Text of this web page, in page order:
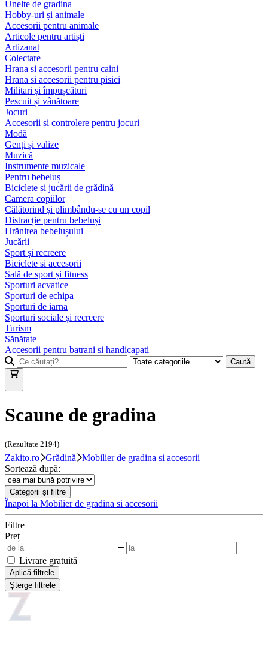
Unelte de gradina
Hobby-uri și animale
Accesorii pentru animale
Articole pentru artiști
Artizanat
Colectare
Hrana si accesorii pentru caini
Hrana si accesorii pentru pisici
Militari și împușcături
Pescuit și vânătoare
Jocuri
Accesorii și controlere pentru jocuri
Modă
Genți și valize
Muzică
Instrumente muzicale
Pentru bebeluș
Biciclete și jucării de grădină
Camera copiilor
Călătorind și plimbându-se cu un copil
Distracție pentru bebeluși
Hrănirea bebelușului
Jucării
Sport și recreere
Biciclete si accesorii
Sală de sport și fitness
Sporturi acvatice
Sporturi de echipa
Sporturi de iarna
Sporturi sociale și recreere
Turism
Sănătate
Accesorii pentru batrani si handicapati
Caută
Scaune de gradina
(Rezultate 2194)
Zakito.ro Grădină
Mobilier de gradina si accesorii
Sortează după:
Categorii și filtre
Înapoi la Mobilier de gradina si accesorii
Filtre
Preț
Livrare gratuită
Aplică filtrele
Șterge filtrele